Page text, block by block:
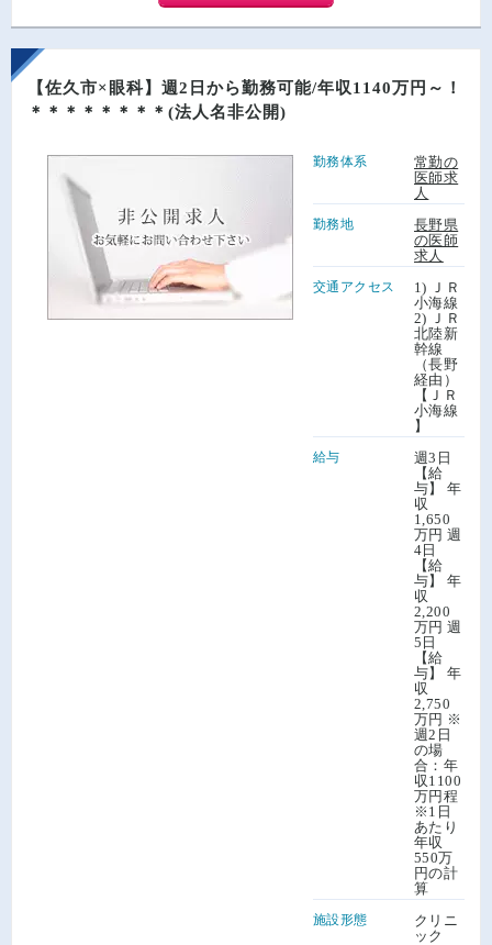
【佐久市×眼科】週2日から勤務可能/年収1140万円～！
＊＊＊＊＊＊＊＊(法人名非公開)
勤務体系
常勤の
医師求
人
勤務地
長野県
の医師
求人
交通アクセス
1) ＪＲ
小海線
2) ＪＲ
北陸新
幹線
（長野
経由）
【ＪＲ
小海線
】
給与
週3日
【給
与】 年
収
1,650
万円 週
4日
【給
与】 年
収
2,200
万円 週
5日
【給
与】 年
収
2,750
万円 ※
週2日
の場
合：年
収1100
万円程
※1日
あたり
年収
550万
円の計
算
施設形態
クリニ
ック